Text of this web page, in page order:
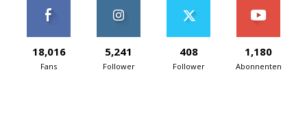
18,016
Fans
5,241
Follower
408
Follower
1,180
Abonnenten